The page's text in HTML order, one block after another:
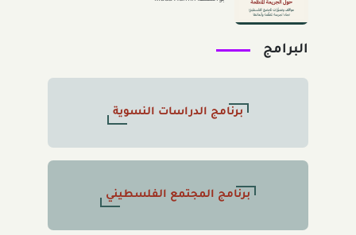
البرامج
برنامج الدراسات النسوية
برنامج المجتمع الفلسطيني